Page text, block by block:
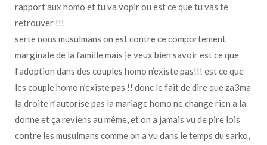
rapport aux homo et tu va vopir ou est ce que tu vas te
retrouver !!!
serte nous musulmans on est contre ce comportement
marginale de la famille mais je veux bien savoir est ce que
l’adoption dans des couples homo n’existe pas!!! est ce que
les couple homo n’existe pas !! donc le fait de dire que za3ma
la droite n’autorise pas la mariage homo ne change rien a la
donne et ça reviens au même, et on a jamais vu de pire lois
contre les musulmans comme on a vu dans le temps du sarko,